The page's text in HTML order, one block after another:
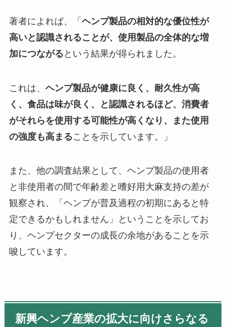
著者によれば、「ヘンプ製品の相対的な優位性が
高いと認識されることが、使用製品の全体的な増
加につながるという結果が得られました。
これは、 ヘンプ製品が健康に良く、耐久性が高
く、食品は味が良く、と認識されるほど、消費者
がそれらを使用する可能性が高くなり、また使用
の強度も高まることを示しています。」
また、他の調査結果として、ヘンプ製品の使用者
と非使用者の間で年齢差と嗜好用大麻支持の差が
観察され、「ヘンプが普及過程の初期にあると特
定できるかもしれません」ということを示してお
り、ヘンプセクターの成長の余地があることを示
唆しています。
新興ヘンプ産業の拡大に向けさらなる